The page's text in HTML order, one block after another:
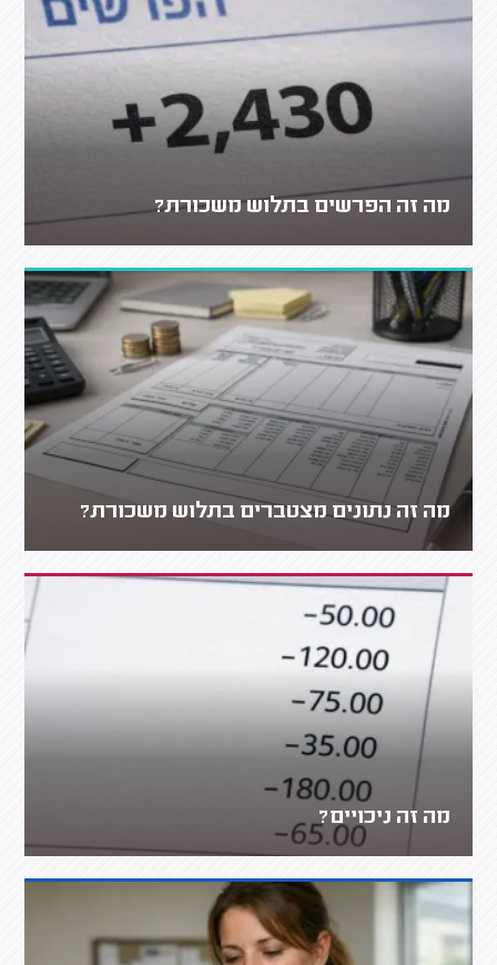
מה זה הפרשים בתלוש משכורת?
מה זה נתונים מצטברים בתלוש משכורת?
מה זה ניכויים?